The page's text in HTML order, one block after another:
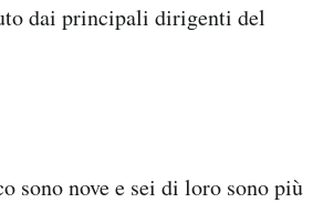
dai principali dirigenti del
sono nove e sei di loro sono più